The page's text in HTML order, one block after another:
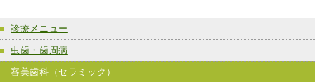
診療メニュー
虫歯・歯周病
審美歯科（セラミック）